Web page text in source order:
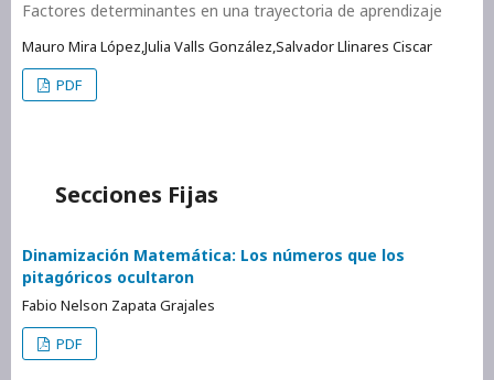
Factores determinantes en una trayectoria de aprendizaje
Mauro Mira López,Julia Valls González,Salvador Llinares Ciscar
PDF
Secciones Fijas
Dinamización Matemática: Los números que los
pitagóricos ocultaron
Fabio Nelson Zapata Grajales
PDF